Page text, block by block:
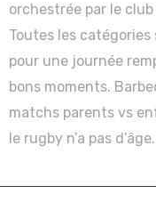
orchestrée par le
Toutes les
pour une journée
bons moments.
matchs parents vs
le rugby n’a pas d’âge.